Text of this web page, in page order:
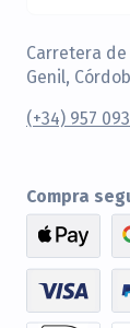
Carretera
Genil,
(+34) 957
Compra